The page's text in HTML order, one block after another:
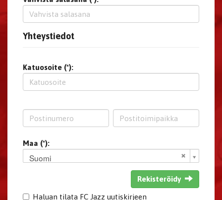
Yhteystiedot
Katuosoite (*):
Maa (*):
Suomi
Rekisteröidy
Haluan tilata FC Jazz uutiskirjeen